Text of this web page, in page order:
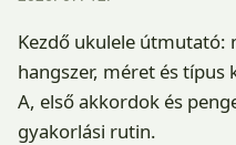
Kezdő ukulele útmutató:
hangszer, méret és típus
A, első akkordok és
gyakorlási rutin.